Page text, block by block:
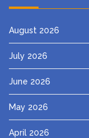
August 2026
July 2026
June 2026
May 2026
April 2026